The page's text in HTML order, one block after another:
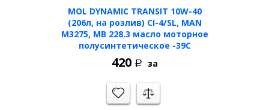
MOL DYNAMIC TRANSIT 10W-40
(206л, на розлив) CI-4/SL, MAN
M3275, MB 228.3 масло моторное
полусинтетическое -39C
420 Р за